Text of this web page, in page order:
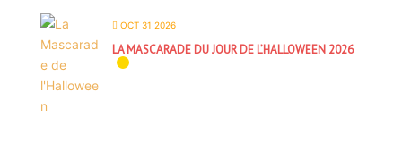
OCT 31 2026
LA MASCARADE DU JOUR DE L’HALLOWEEN 2026